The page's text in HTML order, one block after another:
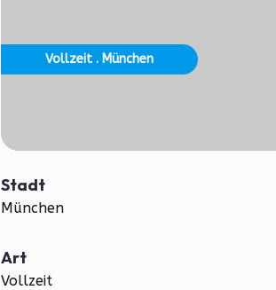
Vollzeit . München
Stadt
München
Art
Vollzeit